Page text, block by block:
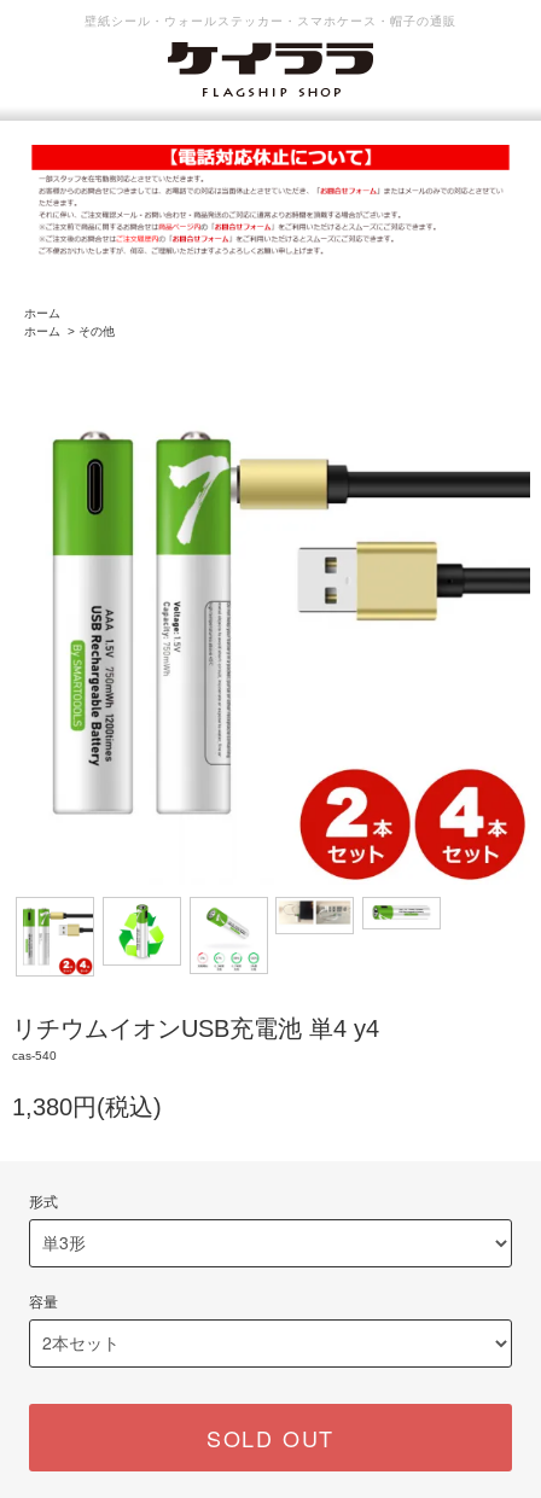
壁紙シール・ウォールステッカー・スマホケース・帽子の通販
ホーム
ホーム
> その他
リチウムイオンUSB充電池 単4 y4
cas-540
1,380円(税込)
形式
容量
SOLD OUT